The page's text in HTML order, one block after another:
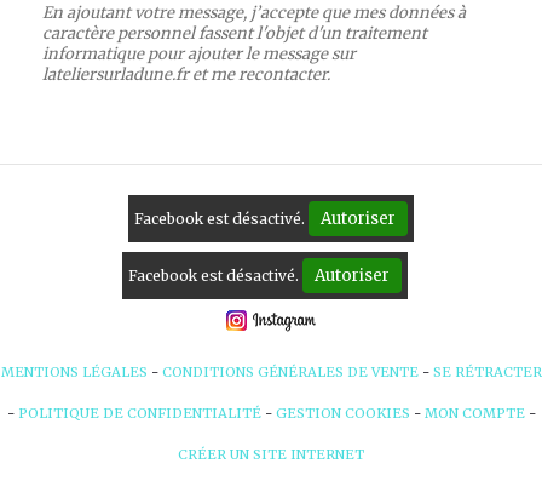
En ajoutant votre message, j’accepte que mes données à
caractère personnel fassent l'objet d'un traitement
informatique pour ajouter le message sur
lateliersurladune.fr et me recontacter.
Facebook est désactivé. Autoriser
Facebook est désactivé. Autoriser
MENTIONS LÉGALES CONDITIONS GÉNÉRALES DE VENTE SE RÉTRACTER
POLITIQUE DE CONFIDENTIALITÉ GESTION COOKIES MON COMPTE
CRÉER UN SITE INTERNET